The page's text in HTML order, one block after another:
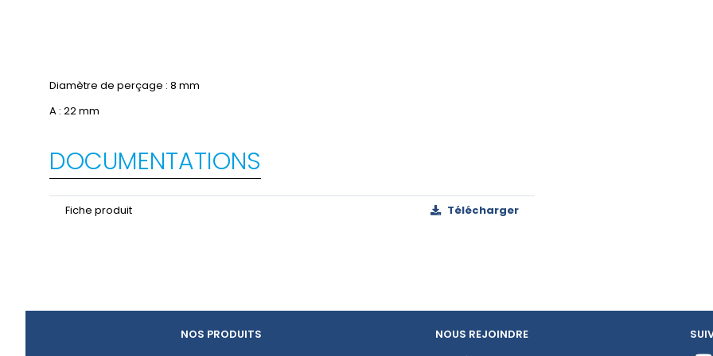
Diamètre de perçage : 8 mm
A : 22 mm
DOCUMENTATIONS
Fiche produit Télécharger
NOS PRODUITS NOUS REJOINDRE